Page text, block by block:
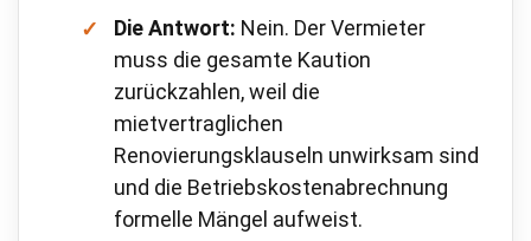
Die Antwort: Nein. Der Vermieter
muss die gesamte Kaution
zurückzahlen, weil die
mietvertraglichen
Renovierungsklauseln unwirksam sind
und die Betriebskostenabrechnung
formelle Mängel aufweist.